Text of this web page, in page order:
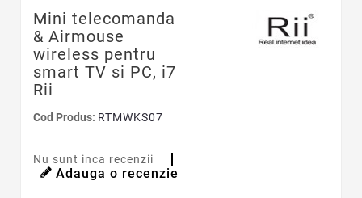
Mini telecomanda
& Airmouse
wireless pentru
smart TV si PC, i7
Rii
Cod Produs: RTMWKS07
Nu sunt inca recenzii
Adauga o recenzie